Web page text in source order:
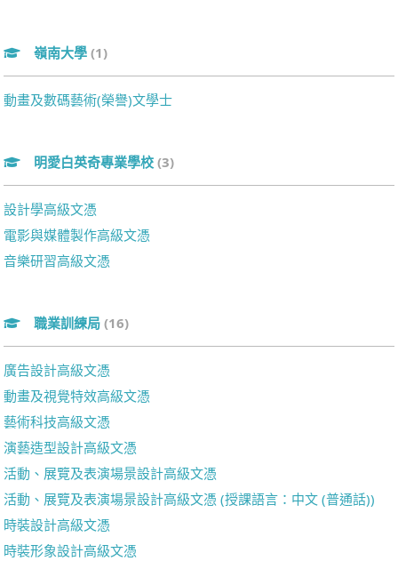
嶺南大學 (1)
動畫及數碼藝術(榮譽)文學士
明愛白英奇專業學校 (3)
設計學高級文憑
電影與媒體製作高級文憑
音樂研習高級文憑
職業訓練局 (16)
廣告設計高級文憑
動畫及視覺特效高級文憑
藝術科技高級文憑
演藝造型設計高級文憑
活動、展覽及表演場景設計高級文憑
活動、展覽及表演場景設計高級文憑 (授課語言：中文 (普通話))
時裝設計高級文憑
時裝形象設計高級文憑